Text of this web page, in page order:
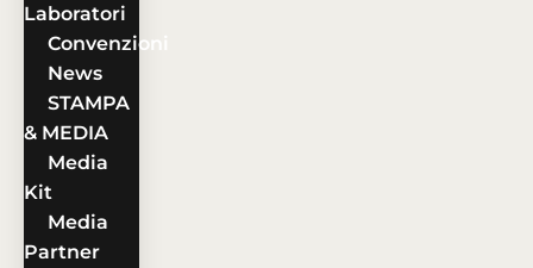
Laboratori
Convenzioni
News
STAMPA
& MEDIA
Media
Kit
Media
Partner